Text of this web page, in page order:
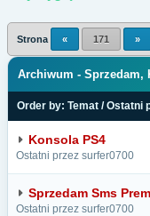
Strona « 171 »
Archiwum - Sprzedam,
Order by: Temat /Ostatni
Konsola PS4
Ostatni przez surfer0700
Sprzedam Sms
Ostatni przez surfer0700